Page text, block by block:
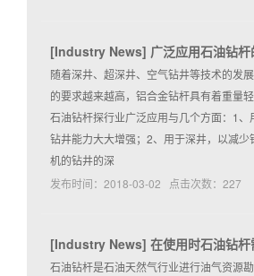
[Industry News] 广泛应用石油钻杆
随着深井、超深井、空气钻井等技术的发
的要求越来越高，铝合金钻杆具有着重量
石油钻杆探行业广泛应用与几个方面：1
钻井能力大大增强；2、用于深井，以减
机的钻井的深
发布时间：2018-03-02 点击次数：227
[Industry News] 在使用时石油钻
石油钻杆是石油天然气行业进行油气资源